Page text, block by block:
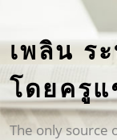
เพลิน ร
โดยครู
The only source